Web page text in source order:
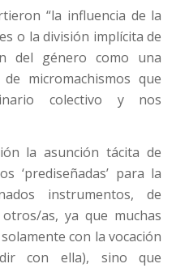
“la influencia de la
o la división implícita de
del género como una
micromachismos que
colectivo y nos
la asunción tácita de
‘prediseñadas’ para la
instrumentos, de
as, ya que muchas
con la vocación
con ella), sino que